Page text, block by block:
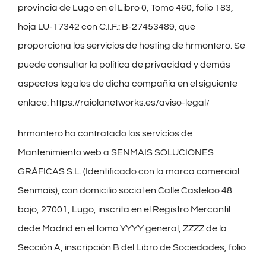
provincia de Lugo en el Libro 0, Tomo 460, folio 183,
hoja LU-17342 con C.I.F.: B-27453489, que
proporciona los servicios de hosting de hrmontero. Se
puede consultar la política de privacidad y demás
aspectos legales de dicha compañía en el siguiente
enlace: https://raiolanetworks.es/aviso-legal/
hrmontero ha contratado los servicios de
Mantenimiento web a SENMAIS SOLUCIONES
GRÁFICAS S.L. (Identificado con la marca comercial
Senmais), con domicilio social en Calle Castelao 48
bajo, 27001, Lugo, inscrita en el Registro Mercantil
dede Madrid en el tomo YYYY general, ZZZZ de la
Sección A, inscripción B del Libro de Sociedades, folio